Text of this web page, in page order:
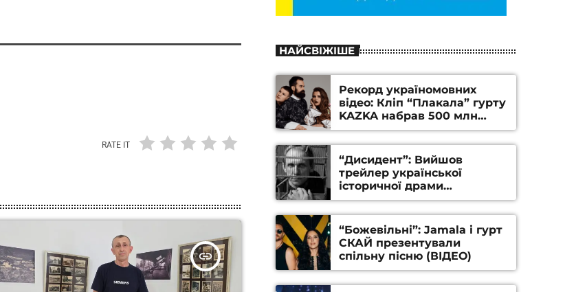
RATE IT
insert_link
НАЙСВІЖІШЕ
Рекорд україномовних
відео: Кліп “Плакала” гурту
KAZKA набрав 500 млн
переглядів на YouTube
“Дисидент”: Вийшов
трейлер української
історичної драми
Станіслава Гуренка та
Андрія Алфьорова (ВІДЕО)
“Божевільні”: Jamala і гурт
СКАЙ презентували
спільну пісню (ВІДЕО)